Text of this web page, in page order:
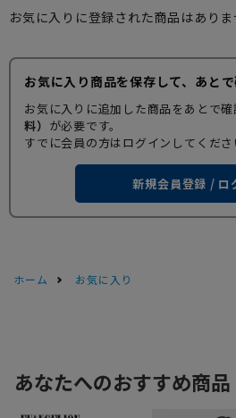
お気に入りに登録された商品はありま
お気に入り商品を保存して、あと
お気に入りに追加した商品をあとで
料） が必要です。
すでに会員の方はログインしてくださ
新規会員登録 / ロ
ホーム お気に入り